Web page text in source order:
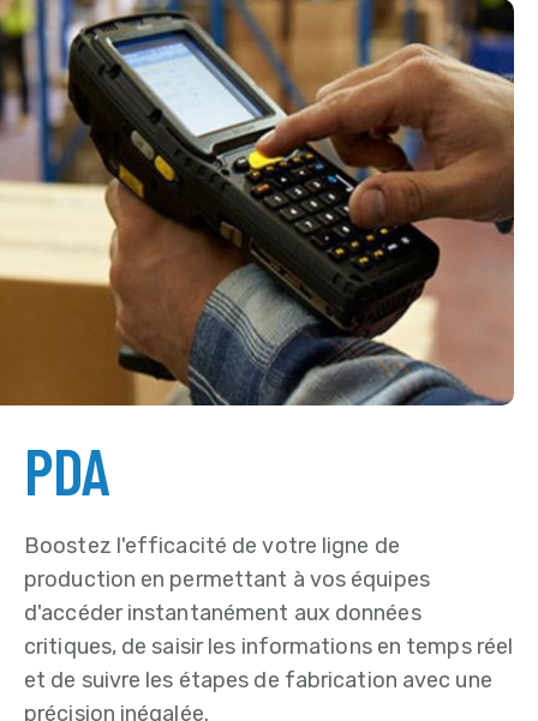
PDA
Boostez l'efficacité de votre ligne de
production en permettant à vos équipes
d'accéder instantanément aux données
critiques, de saisir les informations en temps réel
et de suivre les étapes de fabrication avec une
précision inégalée.